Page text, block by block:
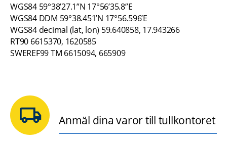
WGS84 59°38’27.1”N 17°56’35.8”E
WGS84 DDM 59°38.451’N 17°56.596’E
WGS84 decimal (lat, lon) 59.640858, 17.943266
RT90 6615370, 1620585
SWEREF99 TM 6615094, 665909
Anmäl dina varor till tullkontoret